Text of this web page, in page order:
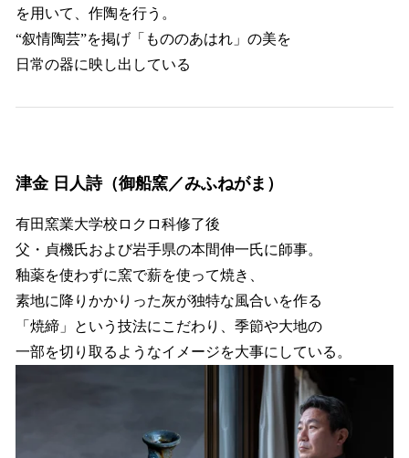
を用いて、作陶を行う。
“叙情陶芸”を掲げ「もののあはれ」の美を
日常の器に映し出している
津金 日人詩（御船窯／みふねがま）
有田窯業大学校ロクロ科修了後
父・貞機氏および岩手県の本間伸一氏に師事。
釉薬を使わずに窯で薪を使って焼き、
素地に降りかかりった灰が独特な風合いを作る
「焼締」という技法にこだわり、季節や大地の
一部を切り取るようなイメージを大事にしている。